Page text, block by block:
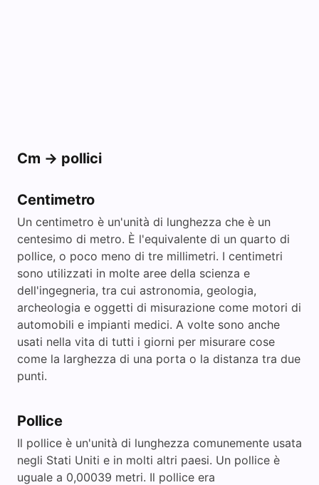
Cm -> pollici
Centimetro
Un centimetro è un'unità di lunghezza che è un
centesimo di metro. È l'equivalente di un quarto di
pollice, o poco meno di tre millimetri. I centimetri
sono utilizzati in molte aree della scienza e
dell'ingegneria, tra cui astronomia, geologia,
archeologia e oggetti di misurazione come motori di
automobili e impianti medici. A volte sono anche
usati nella vita di tutti i giorni per misurare cose
come la larghezza di una porta o la distanza tra due
punti.
Pollice
Il pollice è un'unità di lunghezza comunemente usata
negli Stati Uniti e in molti altri paesi. Un pollice è
uguale a 0,00039 metri. Il pollice era